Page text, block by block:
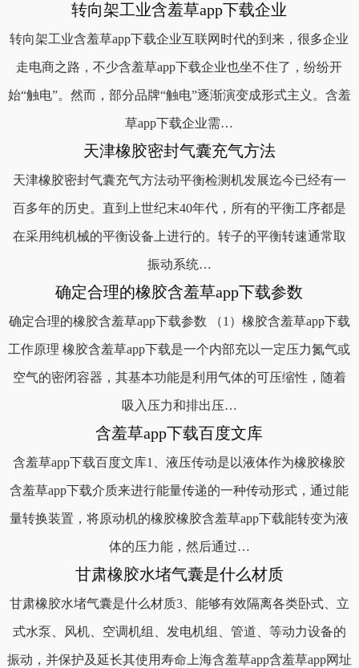
转向架工业含羞草app下载企业
转向架工业含羞草app下载企业互联网时代的到来，很多企业
走电商之路，不少含羞草app下载企业也坐不住了，纷纷开
始“触电”。然而，部分品牌“触电”逐渐演变成形式主义。含羞
草app下载企业需…
天津橡胶密封气囊充气方法
天津橡胶密封气囊充气方法动平衡检测机发展迄今已经有一
百多年的历史。直到上世纪末40年代，所有的平衡工序都是
在采用纯机械的平衡设备上进行的。转子的平衡转速通常取
振动系统…
确定合理的橡胶含羞草app下载参数
确定合理的橡胶含羞草app下载参数 （1）橡胶含羞草app下载
工作原理 橡胶含羞草app下载是一个内部充以一定压力氮气或
空气的密闭容器，其基本功能是利用气体的可压缩性，随着
吸入压力和排出压…
含羞草app下载百度文库
含羞草app下载百度文库1、液压传动是以液体作为橡胶橡胶
含羞草app下载介质来进行能量传递的一种传动形式，通过能
量转换装置，将原动机的橡胶橡胶含羞草app下载能转变为液
体的压力能，然后通过…
甘肃橡胶水堵气囊是什么材质
甘肃橡胶水堵气囊是什么材质3、能够有效隔离各类卧式、立
式水泵、风机、空调机组、发电机组、管道、等动力设备的
振动，并保护及延长其使用寿命上海含羞草app含羞草app网址